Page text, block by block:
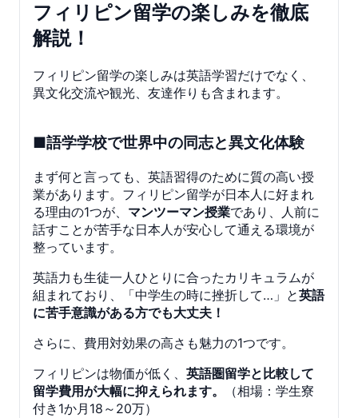
フィリピン留学の楽しみを徹底
解説！
フィリピン留学の楽しみは英語学習だけでなく、
異文化交流や観光、友達作りも含まれます。
■語学学校で世界中の同志と異文化体験
まず何と言っても、英語習得のために質の高い授
業があります。フィリピン留学が日本人に好まれ
る理由の1つが、 マンツーマン授業であり、人前に
話すことが苦手な日本人が安心して通える環境が
整っています。
英語力も生徒一人ひとりに合ったカリキュラムが
組まれており、「中学生の時に挫折して…」と英語
に苦手意識がある方でも大丈夫！
さらに、費用対効果の高さも魅力の1つです。
フィリピンは物価が低く、 英語圏留学と比較して
留学費用が大幅に抑えられます。
（相場：学生寮
付き1か月18～20万）